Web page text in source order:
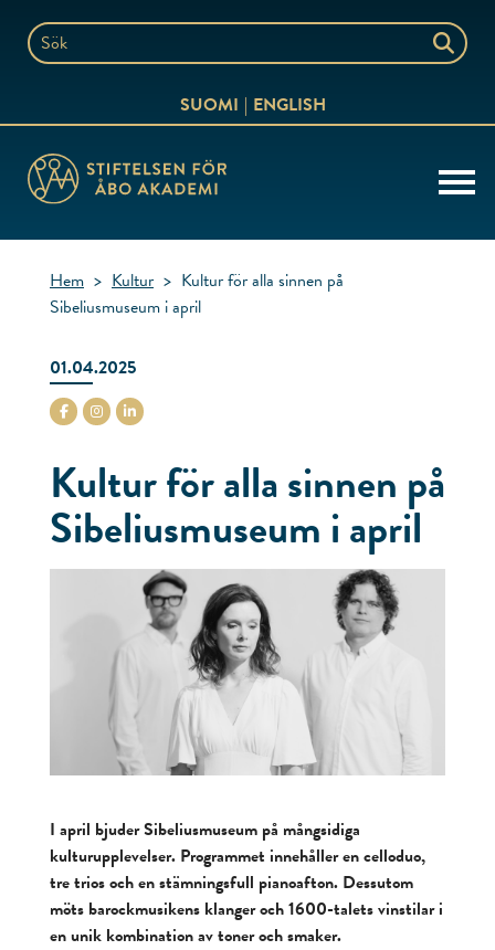
innehållet
Sök
SUOMI ENGLISH
Hem > Kultur > Kultur för alla sinnen på
Sibeliusmuseum i april
01.04.2025
stiftelsenabo Facebook
stiftelsenabo Instagram
stiftelsenabo Linkedin
Kultur för alla sinnen på
Sibeliusmuseum i april
I april bjuder Sibeliusmuseum på mångsidiga
kulturupplevelser. Programmet innehåller en celloduo,
tre trios och en stämningsfull pianoafton. Dessutom
möts barockmusikens klanger och 1600-talets vinstilar i
en unik kombination av toner och smaker.